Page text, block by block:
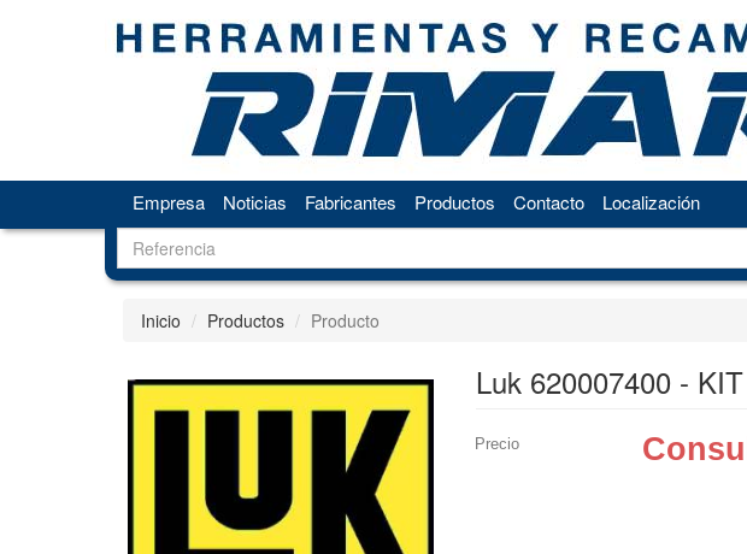
Empresa Noticias Fabricantes Productos Contacto Localización
Inicio Productos Producto
Luk 620007400 -
Precio